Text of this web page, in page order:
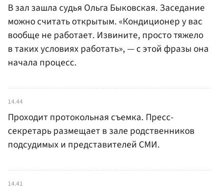
В зал зашла судья Ольга Быковская. Заседание
можно считать открытым. «Кондиционер у вас
вообще не работает. Извините, просто тяжело
в таких условиях работать», — с этой фразы она
начала процесс.
14.44
Проходит протокольная съемка. Пресс-
секретарь размещает в зале родственников
подсудимых и представителей СМИ.
14.41